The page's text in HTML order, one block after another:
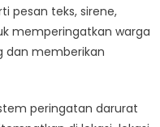
pesan teks, sirene,
memperingatkan warga
dan memberikan
peringatan darurat